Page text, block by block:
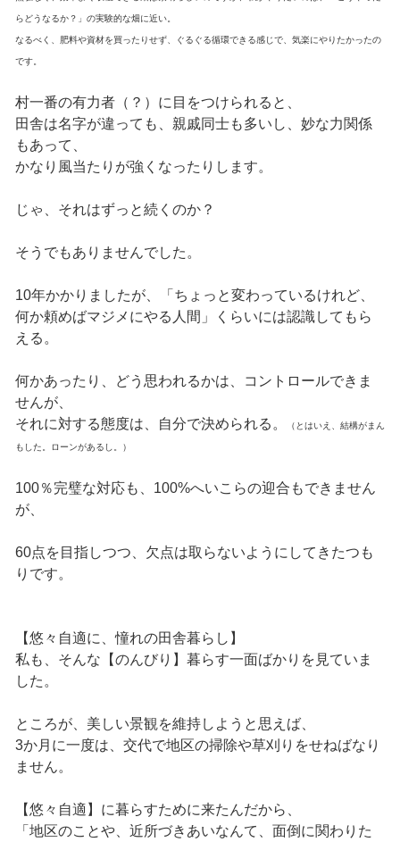
らどうなるか？」の実験的な畑に近い。
なるべく、肥料や資材を買ったりせず、ぐるぐる循環できる感じで、気楽にやりたかったの
です。
村一番の有力者（？）に目をつけられると、
田舎は名字が違っても、親戚同士も多いし、妙な力関係
もあって、
かなり風当たりが強くなったりします。
じゃ、それはずっと続くのか？
そうでもありませんでした。
10年かかりましたが、「ちょっと変わっているけれど、
何か頼めばマジメにやる人間」くらいには認識してもら
える。
何かあったり、どう思われるかは、コントロールできま
せんが、
それに対する態度は、自分で決められる。
（とはいえ、結構がまん
もした。ローンがあるし。）
100％完璧な対応も、100%へいこらの迎合もできません
が、
60点を目指しつつ、欠点は取らないようにしてきたつも
りです。
【悠々自適に、憧れの田舎暮らし】
私も、そんな【のんびり】暮らす一面ばかりを見ていま
した。
ところが、美しい景観を維持しようと思えば、
3か月に一度は、交代で地区の掃除や草刈りをせねばなり
ません。
【悠々自適】に暮らすために来たんだから、
「地区のことや、近所づきあいなんて、面倒に関わりた